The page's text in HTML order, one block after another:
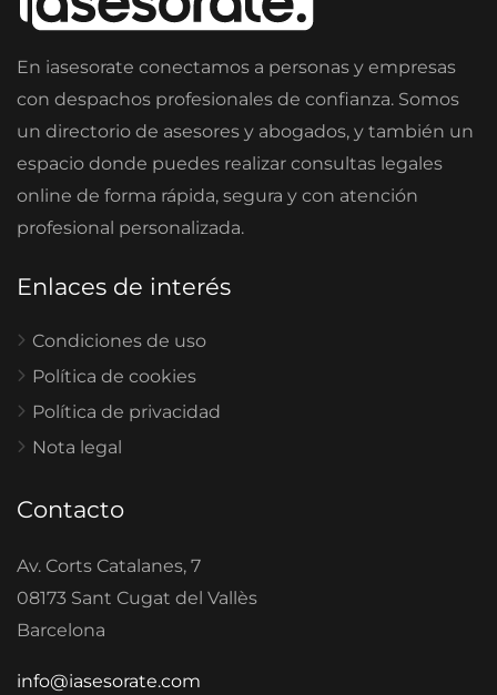
En iasesorate conectamos a personas y empresas
con despachos profesionales de confianza. Somos
un directorio de asesores y abogados, y también un
espacio donde puedes realizar consultas legales
online de forma rápida, segura y con atención
profesional personalizada.
Enlaces de interés
Condiciones de uso
Política de cookies
Política de privacidad
Nota legal
Contacto
Av. Corts Catalanes, 7
08173 Sant Cugat del Vallès
Barcelona
info@iasesorate.com